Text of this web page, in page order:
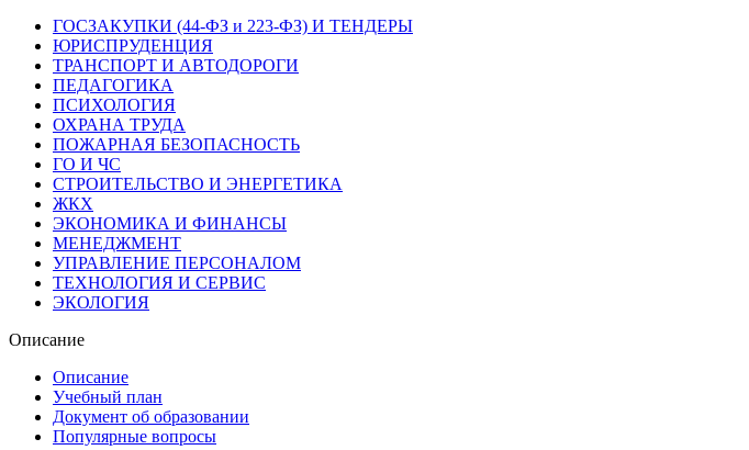
ГОСЗАКУПКИ (44-ФЗ и 223-ФЗ) И ТЕНДЕРЫ
ЮРИСПРУДЕНЦИЯ
ТРАНСПОРТ И АВТОДОРОГИ
ПЕДАГОГИКА
ПСИХОЛОГИЯ
ОХРАНА ТРУДА
ПОЖАРНАЯ БЕЗОПАСНОСТЬ
ГО И ЧС
СТРОИТЕЛЬСТВО И ЭНЕРГЕТИКА
ЖКХ
ЭКОНОМИКА И ФИНАНСЫ
МЕНЕДЖМЕНТ
УПРАВЛЕНИЕ ПЕРСОНАЛОМ
ТЕХНОЛОГИЯ И СЕРВИС
ЭКОЛОГИЯ
Описание
Описание
Учебный план
Документ об образовании
Популярные вопросы